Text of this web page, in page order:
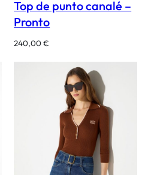
Top de punto canalé –
Pronto
240,00€